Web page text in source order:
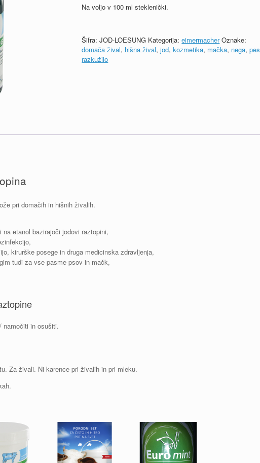
Na voljo v 100 ml steklenički.
Šifra:JOD-LOESUNG Kategorija:eimermacher Oznake:
domača žival, hišna žival,jod,kozmetika, mačka, nega,pes
razkužilo
pri domačih in hišnih živalih.
etanol bazirajoči jodovi raztopini,
kirurške posege in druga medicinska zdravljenja,
tudi za vse pasme psov in mačk,
namočiti in osušiti.
Za živali. Ni karence pri živalih in pri mleku.